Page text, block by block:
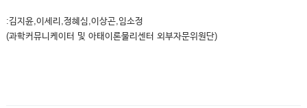
:김지윤,이세리,정혜심,이상곤,임소정
(과학커뮤니케이터 및 아태이론물리센터 외부자문위원단)